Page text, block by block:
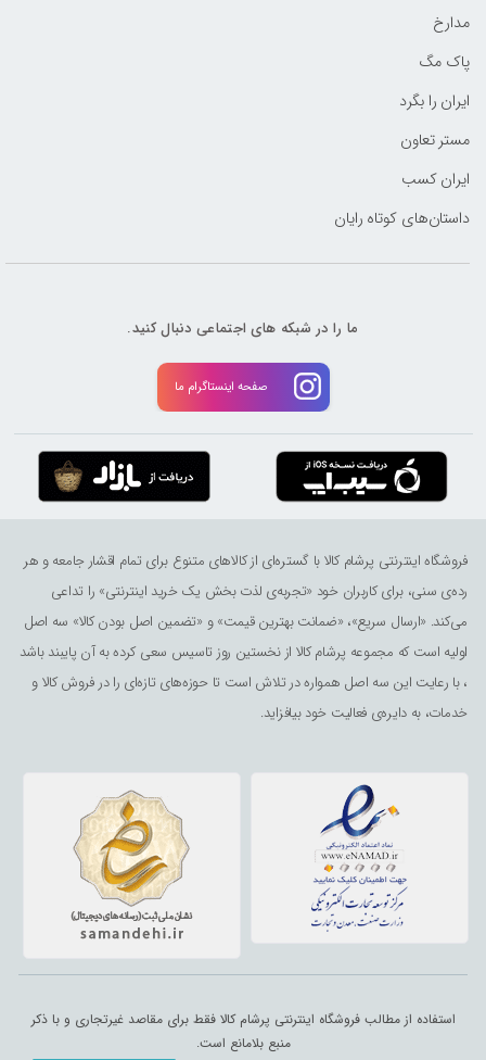
مدارخ
پاک مگ
ایران را بگرد
مستر تعاون
ایران کسب
داستان‌های کوتاه رایان
ما را در شبکه های اجتماعی دنبال کنید.
صفحه اینستاگرام ما
فروشگاه اینترنتی پرشام کالا با گستره‌ای از کالاهای متنوع برای تمام اقشار جامعه و هر
رده‌ی سنی، برای کاربران خود «تجربه‌ی لذت ‌بخش یک خرید اینترنتی» را تداعی
می‌کند. «ارسال سریع»، «ضمانت بهترین قیمت» و «تضمین اصل بودن کالا» سه اصل
اولیه است که مجموعه پرشام کالا از نخستین روز تاسیس سعی کرده به آن پایبند باشد
، با رعایت این سه اصل همواره در تلاش است تا حوزه‌های تازه‌ای را در فروش کالا و
خدمات، به دایره‌ی فعالیت خود بیافزاید.
استفاده از مطالب فروشگاه اینترنتی پرشام کالا فقط برای مقاصد غیرتجاری و با ذکر
منبع بلامانع است.